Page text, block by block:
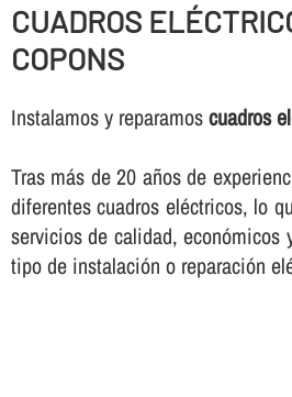
CUADROS
COPONS
Instalamos y reparamoscuadros
Tras más de 20 años de
diferentes cuadros eléctricos, lo
servicios de calidad, económicos
tipo de instalación o reparación